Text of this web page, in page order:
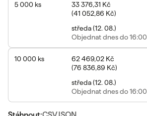
5 000 ks
33 376,31 Kč
(41 052,86 Kč)
středa(12. 08.)
Objednatdnes do 16:00
10 000 ks
62 469,02 Kč
(76 836,89 Kč)
středa(12. 08.)
Objednatdnes do 16:00